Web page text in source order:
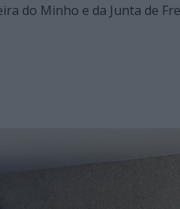
do Minho e da Junta de